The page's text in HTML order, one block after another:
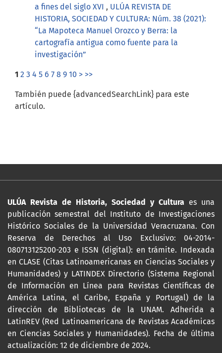
a fines del siglo XVI , ULÚA REVISTA DE
HISTORIA, SOCIEDAD Y CULTURA: Núm. 38 (2021):
“La Mapoteca Manuel Orozco y Berra: la
cartografía antigua como fuente para la
investigación”
1 2 3 4 5 6 7 8 9 10 > >>
También puede {advancedSearchLink} para este
artículo.
ULÚA Revista de Historia, Sociedad y Cultura es una
publicación semestral del Instituto de Investigaciones
Histórico Sociales de la Universidad Veracruzana. Con
Reserva de Derechos al Uso Exclusivo: 04-2014-
080713125200-203 e ISSN (digital): en trámite. Indexada
en CLASE (Citas Latinoamericanas en Ciencias Sociales y
Humanidades) y LATINDEX Directorio (Sistema Regional
de Información en Línea para Revistas Científicas de
América Latina, el Caribe, España y Portugal) de la
dirección de Bibliotecas de la UNAM. Adherida a
LatinREV (Red Latinoamericana de Revistas Académicas
en Ciencias Sociales y Humanidades). Fecha de última
actualización: 12 de diciembre de 2024.